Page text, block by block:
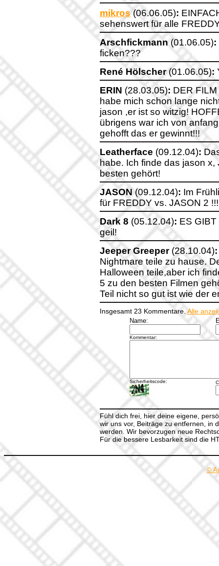
mikros(06.06.05):
sehenswert für alle
Arschfickmann (01.06.05):
ficken???
René Hölscher(01.06.05):
ERIN (28.03.05): DER
habe mich schon lange
jason ,er ist so witzig!
übrigens war ich von
gehofft das er gewinnt!!!
Leatherface (09.12.04):
habe. Ich finde das jason
besten gehört!
JASON (09.12.04): Im
für FREDDY vs. JASON 2
Dark 8 (05.12.04): ES
geil!
Jeeper Greeper(28.10.04):
Nightmare teile zu hause.
Halloween teile,aber ich
5 zu den besten Filmen
Teil nicht so gut ist wie der
Insgesamt 23 Kommentare. Alle
Name:
Kommentar:
Sicherheitscode:
Fühl dich frei, hier deine eigene,
wir uns vor, Beiträge zu entfernen, in
werden. Wir bevorzugen neue
Für die bessere Lesbarkeit sind die
©